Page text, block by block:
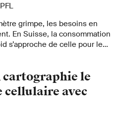
grimpe, les besoins en
En Suisse, la consommation
s’approche de celle pour le
le
cellulaire avec